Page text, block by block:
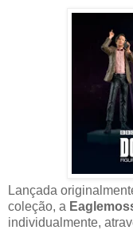
Lançada
coleção, a
individualmente,